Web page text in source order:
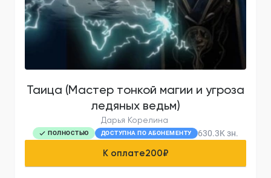
Таица (Мастер тонкой магии и угроза
ледяных ведьм)
Дарья Корелина
ПОЛНОСТЬЮ ДОСТУПНА ПО АБОНЕМЕНТУ 630.3K зн.
К оплате200₽